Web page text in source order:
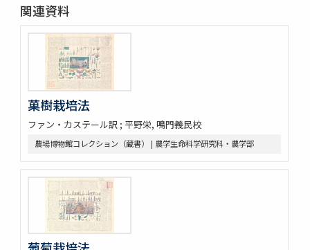
関連資料
菓樹栽培法
ファン・カステール訳 ; 平野栄, 鳴門義民校
農場博物館コレクション（蔵書） | 農学生命科学研究科・農学部